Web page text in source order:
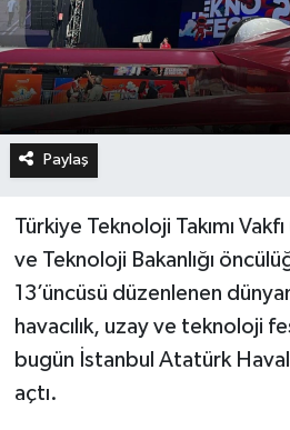
Paylaş
Türkiye Teknoloji Takımı
ve Teknoloji Bakanlığı
13’üncüsü düzenlenen
havacılık, uzay ve teknoloji
bugün İstanbul Atatürk
açtı.